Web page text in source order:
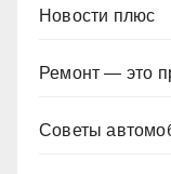
Новости плюс
Ремонт — это
Советы